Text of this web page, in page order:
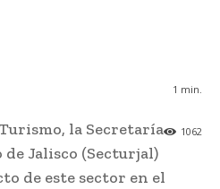
1 min.
1062
la Secretaría
Jalisco (Secturjal)
de este sector en el